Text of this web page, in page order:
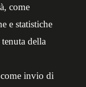
come
e statistiche
della
invio di